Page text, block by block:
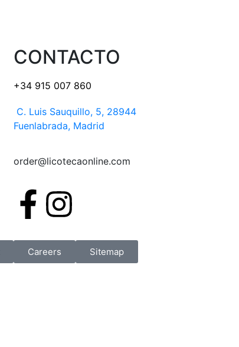
CONTACTO
+34 915 007 860
C. Luis Sauquillo, 5, 28944
Fuenlabrada, Madrid
order@licotecaonline.com
Careers Sitemap